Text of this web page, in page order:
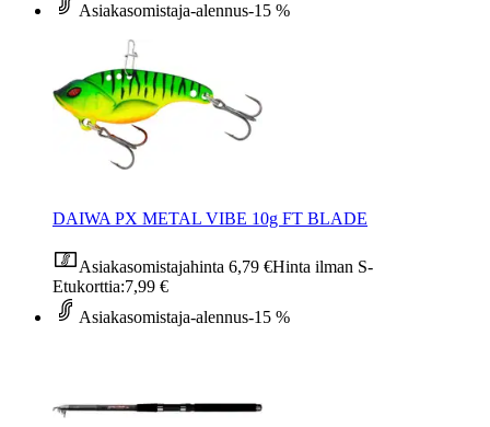
Asiakasomistaja-alennus-15 %
DAIWA PX METAL VIBE 10g FT BLADE
Asiakasomistajahinta 6,79 €Hinta ilman S-
Etukorttia:7,99 €
Asiakasomistaja-alennus-15 %